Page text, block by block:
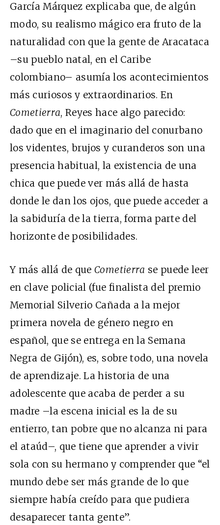
García Márquez explicaba que, de algún
modo, su realismo mágico era fruto de la
naturalidad con que la gente de Aracataca
–su pueblo natal, en el Caribe
colombiano– asumía los acontecimientos
más curiosos y extraordinarios. En
Cometierra, Reyes hace algo parecido:
dado que en el imaginario del conurbano
los videntes, brujos y curanderos son una
presencia habitual, la existencia de una
chica que puede ver más allá de hasta
donde le dan los ojos, que puede acceder a
la sabiduría de la tierra, forma parte del
horizonte de posibilidades.
Y más allá de queCometierra se puede leer
en clave policial (fue finalista del premio
Memorial Silverio Cañada a la mejor
primera novela de género negro en
español, que se entrega en la Semana
Negra de Gijón), es, sobre todo, una novela
de aprendizaje. La historia de una
adolescente que acaba de perder a su
madre –la escena inicial es la de su
entierro, tan pobre que no alcanza ni para
el ataúd–, que tiene que aprender a vivir
sola con su hermano y comprender que “el
mundo debe ser más grande de lo que
siempre había creído para que pudiera
desaparecer tanta gente”.